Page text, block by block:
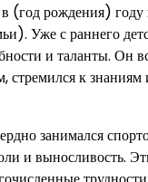
(год рождения) году
Уже с раннего
и таланты. Он
стремился к
занимался
и выносливость.